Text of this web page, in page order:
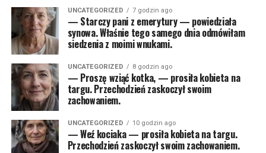
UNCATEGORIZED 7 godzin ago
— Starczy pani z emerytury — powiedziała
synowa. Właśnie tego samego dnia odmówiłam
siedzenia z moimi wnukami.
UNCATEGORIZED 8 godzin ago
— Proszę wziąć kotka, — prosiła kobieta na
targu. Przechodzień zaskoczył swoim
zachowaniem.
UNCATEGORIZED 10 godzin ago
— Weź kociaka — prosiła kobieta na targu.
Przechodzień zaskoczył swoim zachowaniem.